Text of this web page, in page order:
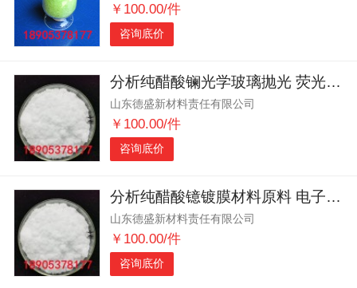
￥100.00/件
咨询底价
分析纯醋酸镧光学玻璃抛光 荧光材料稀土化合物
山东德盛新材料责任有限公司
￥100.00/件
咨询底价
分析纯醋酸镱镀膜材料原料 电子陶瓷 稀土化学品供应
山东德盛新材料责任有限公司
￥100.00/件
咨询底价